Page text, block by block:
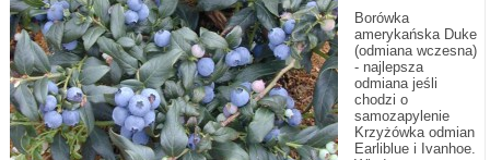
Borówka
amerykańska Duke
(odmiana wczesna)
- najlepsza
odmiana jeśli
chodzi o
samozapylenie
Krzyżówka odmian
Earliblue i Ivanhoe.